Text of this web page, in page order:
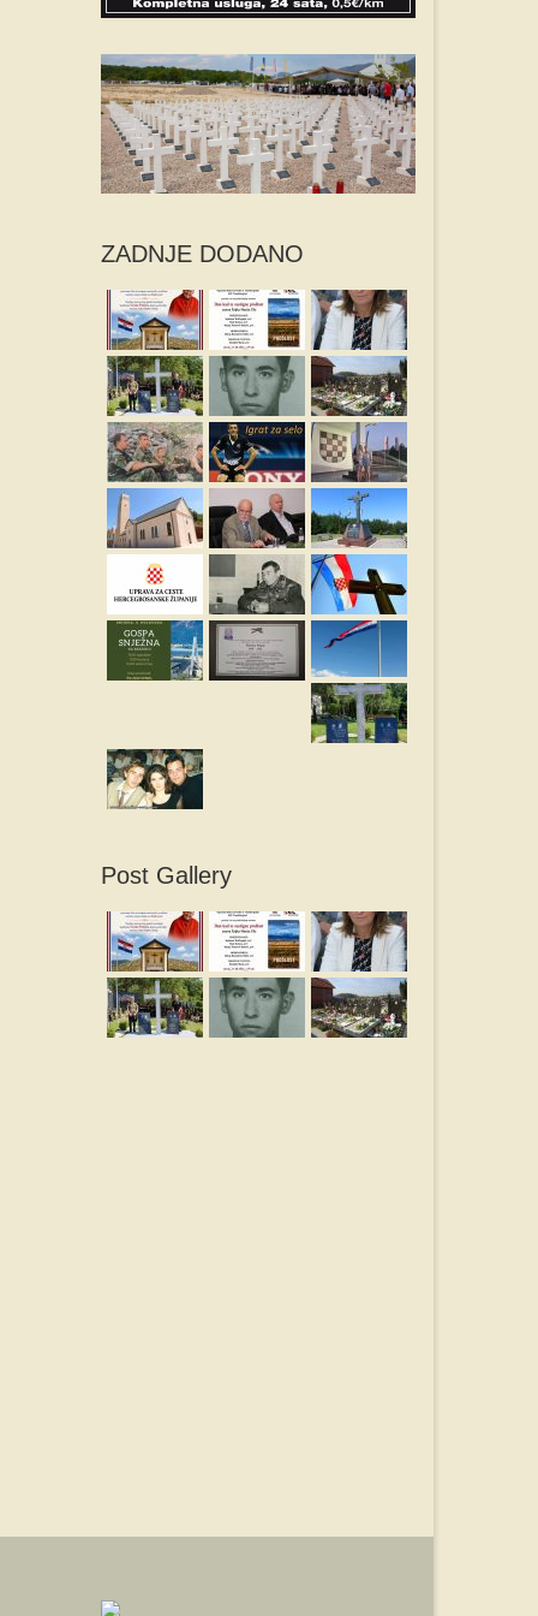
ZADNJE DODANO
Post Gallery